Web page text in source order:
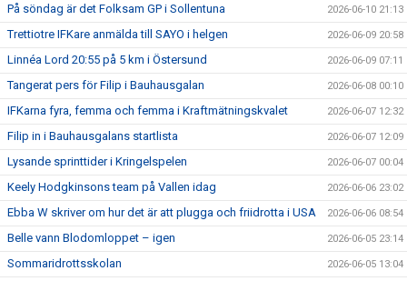
På söndag är det Folksam GP i Sollentuna 2026-06-10 21:13
Trettiotre IFKare anmälda till SAYO i helgen 2026-06-09 20:58
Linnéa Lord 20:55 på 5 km i Östersund 2026-06-09 07:11
Tangerat pers för Filip i Bauhausgalan 2026-06-08 00:10
IFKarna fyra, femma och femma i Kraftmätningskvalet 2026-06-07 12:32
Filip in i Bauhausgalans startlista 2026-06-07 12:09
Lysande sprinttider i Kringelspelen 2026-06-07 00:04
Keely Hodgkinsons team på Vallen idag 2026-06-06 23:02
Ebba W skriver om hur det är att plugga och friidrotta i USA 2026-06-06 08:54
Belle vann Blodomloppet – igen 2026-06-05 23:14
Sommaridrottsskolan 2026-06-05 13:04